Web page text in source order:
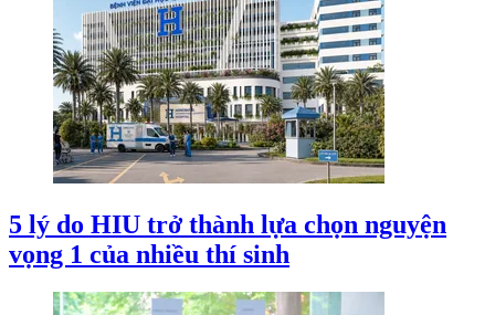
5 lý do HIU trở thành lựa chọn nguyện
vọng 1 của nhiều thí sinh